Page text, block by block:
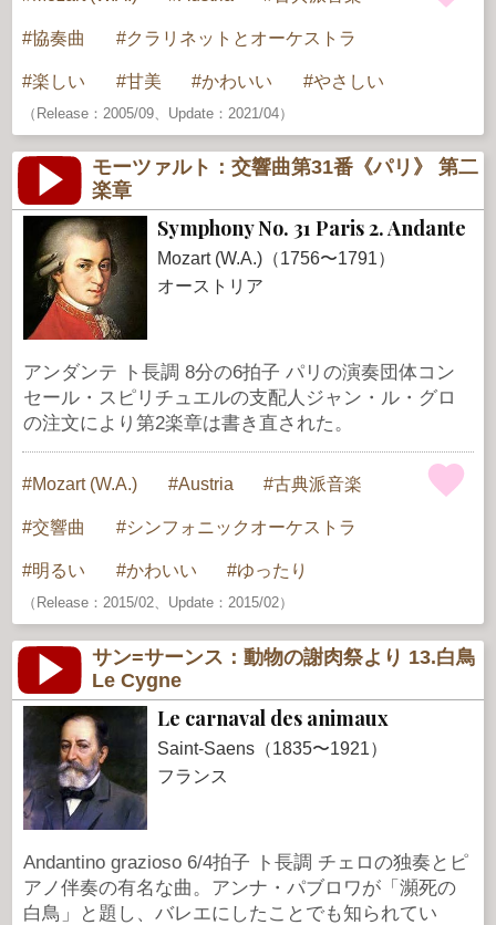
協奏曲 クラリネットとオーケストラ
楽しい 甘美 かわいい やさしい
（Release：2005/09、Update：2021/04）
モーツァルト：交響曲第31番《パリ》 第二
楽章
Symphony No. 31 Paris 2. Andante
Mozart (W.A.)（1756〜1791）
オーストリア
アンダンテ ト長調 8分の6拍子 パリの演奏団体コン
セール・スピリチュエルの支配人ジャン・ル・グロ
の注文により第2楽章は書き直された。
Mozart (W.A.) Austria 古典派音楽
交響曲 シンフォニックオーケストラ
明るい かわいい ゆったり
（Release：2015/02、Update：2015/02）
サン=サーンス：動物の謝肉祭より 13.白鳥
Le Cygne
Le carnaval des animaux
Saint-Saens（1835〜1921）
フランス
Andantino grazioso 6/4拍子 ト長調 チェロの独奏とピ
アノ伴奏の有名な曲。アンナ・パブロワが「瀕死の
白鳥」と題し、バレエにしたことでも知られてい